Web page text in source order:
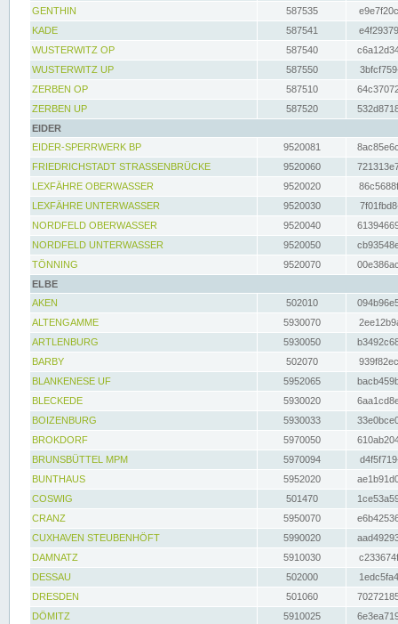
GENTHIN
587535
KADE
587541
WUSTERWITZ OP
587540
WUSTERWITZ UP
587550
ZERBEN OP
587510
ZERBEN UP
587520
EIDER
EIDER-SPERRWERK BP
9520081
FRIEDRICHSTADT STRASSENBRÜCKE
9520060
LEXFÄHRE OBERWASSER
9520020
LEXFÄHRE UNTERWASSER
9520030
NORDFELD OBERWASSER
9520040
NORDFELD UNTERWASSER
9520050
TÖNNING
9520070
ELBE
AKEN
502010
ALTENGAMME
5930070
ARTLENBURG
5930050
BARBY
502070
BLANKENESE UF
5952065
BLECKEDE
5930020
BOIZENBURG
5930033
BROKDORF
5970050
BRUNSBÜTTEL MPM
5970094
BUNTHAUS
5952020
COSWIG
501470
CRANZ
5950070
CUXHAVEN STEUBENHÖFT
5990020
DAMNATZ
5910030
DESSAU
502000
DRESDEN
501060
DÖMITZ
5910025